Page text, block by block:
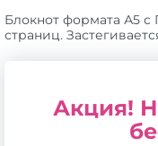
Блокнот формата А5
страниц.
Акция!